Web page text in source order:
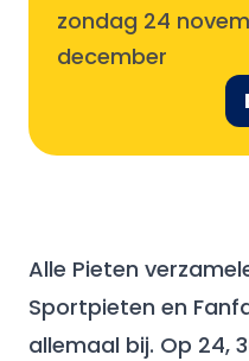
zondag 24
december
Alle Pieten
Sportpieten en
allemaal bij. Op 24,